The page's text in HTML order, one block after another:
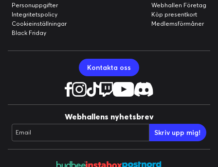
Personuppgifter
Integritetspolicy
Cookieinställningar
Black Friday
Webhallen Företag
Köp presentkort
Medlemsförmåner
Kontakta oss
Webhallens nyhetsbrev
Email Skriv upp mig!